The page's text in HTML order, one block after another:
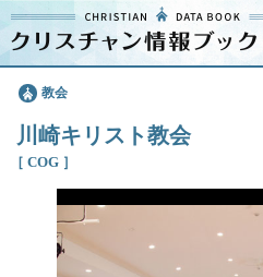
クリスチャン
情報ブックとは
よくあるご質問
エリア
教会
川崎キリスト教会
［ COG ］